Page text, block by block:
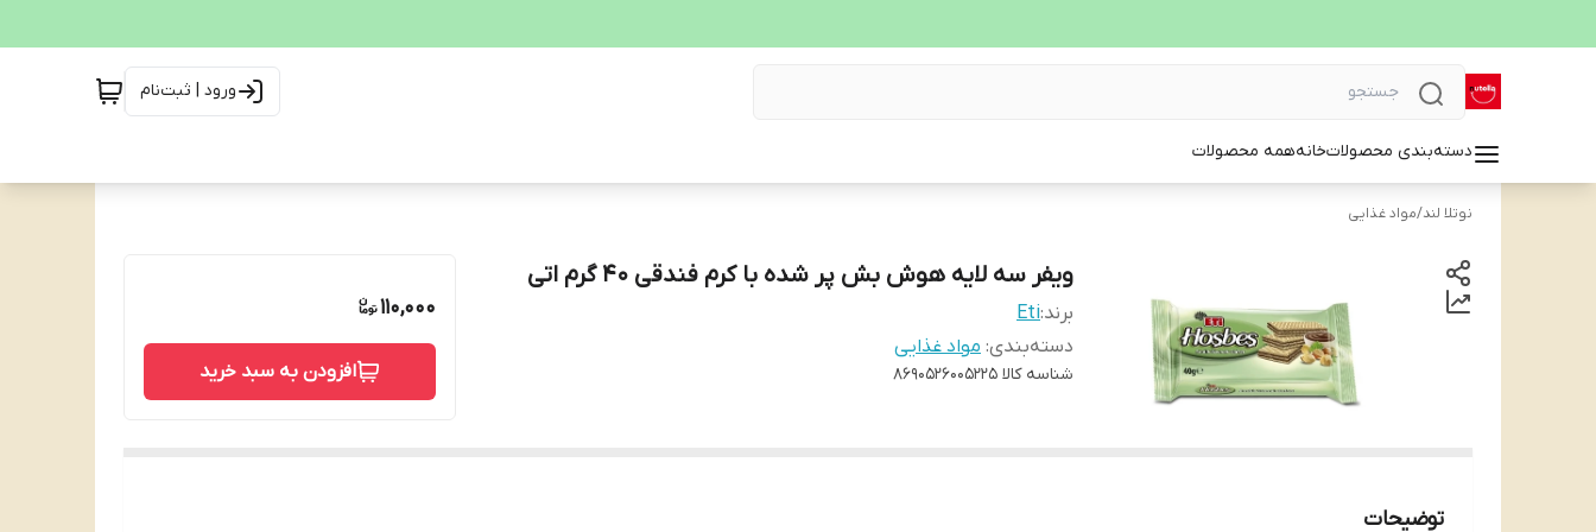
ورود | ثبت‌نام
دسته‌بندی محصولاتخانههمه محصولات
نوتلا لند/مواد غذایی
ویفر سه لایه هوش بش پر شده با کرم فندقی 40 گرم اتی
برند:Eti
دسته‌بندی: مواد غذایی
شناسه کالا 8690526005225
110,000
افزودن به سبد خرید
توضیحات